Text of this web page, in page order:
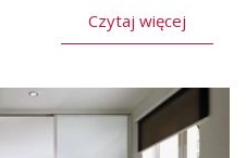
Czytaj więcej